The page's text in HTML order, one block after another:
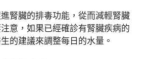
腎臟的排毒功能，從而減輕腎臟
意，如果已經確診有腎臟疾病的
的建議來調整每日的水量。